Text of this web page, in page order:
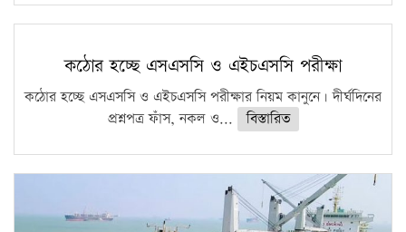
কঠোর হচ্ছে এসএসসি ও এইচএসসি পরীক্ষা
কঠোর হচ্ছে এসএসসি ও এইচএসসি পরীক্ষার নিয়ম কানুনে। দীর্ঘদিনের
প্রশ্নপত্র ফাঁস, নকল ও...
বিস্তারিত